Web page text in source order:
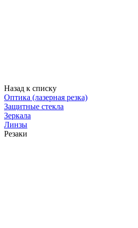
Назад к списку
Оптика (лазерная резка)
Защитные стекла
Зеркала
Линзы
Резаки